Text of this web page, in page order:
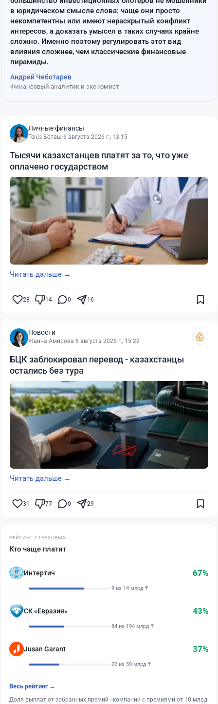
в юридическом смысле слова: чаще они просто
некомпетентны или имеют нераскрытый конфликт
интересов, а доказать умысел в таких случаях крайне
сложно. Именно поэтому регулировать этот вид
влияния сложнее, чем классические финансовые
пирамиды.
Андрей Чеботарев
Финансовый аналитик и экономист
Личные финансы
Теңіз Боташ·6 августа 2026 г., 13:15
Тысячи казахстанцев платят за то, что уже
оплачено государством
Читать дальше →
28 14 0 16
Новости
Жанна Амирова·6 августа 2026 г., 15:29
БЦК заблокировал перевод - казахстанцы
остались без тура
Читать дальше →
31 77 0 29
РЕЙТИНГ СТРАХОВЫХ
Кто чаще платит
Интертич 67%
9 из 14 млрд ₸
СК «Евразия» 43%
84 из 194 млрд ₸
Jusan Garant 37%
22 из 59 млрд ₸
Весь рейтинг →
Доля выплат от собранных премий · компании с премиями от 10 млрд